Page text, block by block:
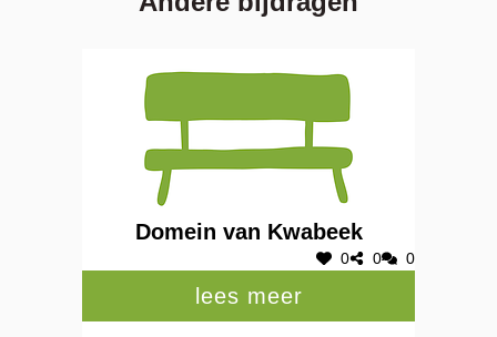
Domein van Kwabeek
0 0 0
lees meer